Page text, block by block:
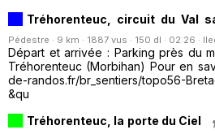
Tréhorenteuc, circuit du Val
Pédestre · 9 km · 1887 vus · 150 dl · 02:26 ·
Départ et arrivée : Parking près du
Tréhorenteuc (Morbihan) Pour en
de-randos.fr/br_sentiers/topo56-
&qu
Tréhorenteuc, la porte du Ciel